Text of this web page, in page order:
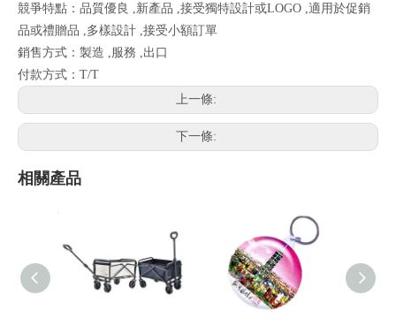
競爭特點：品質優良 ,新產品 ,接受獨特設計或LOGO ,適用於促銷
品或禮贈品 ,多樣設計 ,接受小額訂單
銷售方式：製造 ,服務 ,出口
付款方式：T/T
上一條:
下一條:
相關產品